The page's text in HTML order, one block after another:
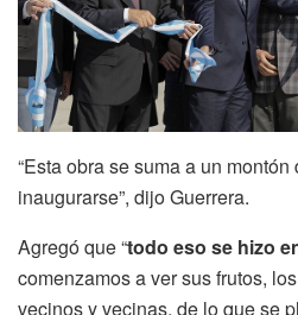
“Esta obra se suma a un
inaugurarse”, dijo Guerrera.
Agregó que “todo eso se hizo
comenzamos a ver sus frutos,
vecinos y vecinas, de lo que se